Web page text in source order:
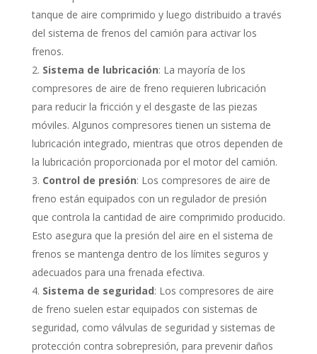
tanque de aire comprimido y luego distribuido a través
del sistema de frenos del camión para activar los
frenos.
Sistema de lubricación: La mayoría de los
compresores de aire de freno requieren lubricación
para reducir la fricción y el desgaste de las piezas
móviles. Algunos compresores tienen un sistema de
lubricación integrado, mientras que otros dependen de
la lubricación proporcionada por el motor del camión.
Control de presión: Los compresores de aire de
freno están equipados con un regulador de presión
que controla la cantidad de aire comprimido producido.
Esto asegura que la presión del aire en el sistema de
frenos se mantenga dentro de los límites seguros y
adecuados para una frenada efectiva.
Sistema de seguridad: Los compresores de aire
de freno suelen estar equipados con sistemas de
seguridad, como válvulas de seguridad y sistemas de
protección contra sobrepresión, para prevenir daños